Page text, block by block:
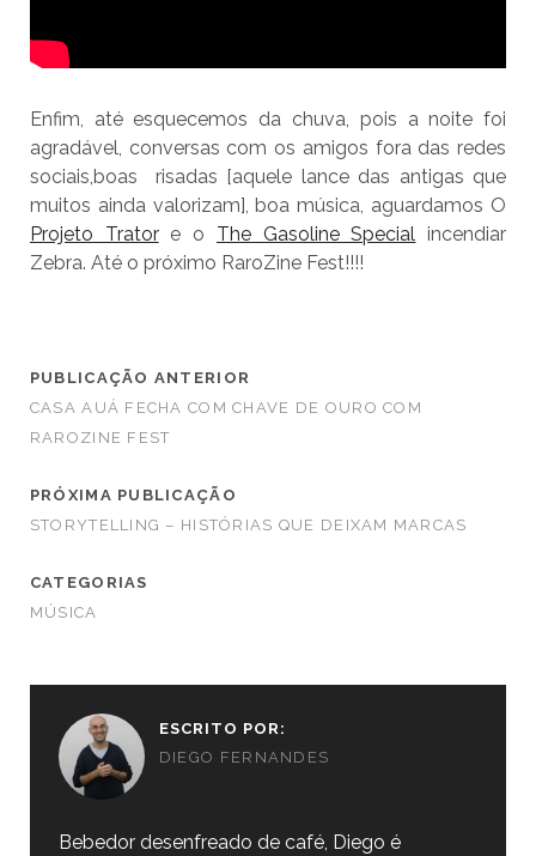
Enfim, até esquecemos da chuva, pois a noite foi
agradável, conversas com os amigos fora das redes
sociais,boas risadas [aquele lance das antigas que
muitos ainda valorizam], boa música, aguardamos O
Projeto Tratore o The Gasoline Special incendiar
Zebra. Até o próximo RaroZine Fest!!!!
PUBLICAÇÃO ANTERIOR
CASA AUÁ FECHA COM CHAVE DE OURO COM
RAROZINE FEST
PRÓXIMA PUBLICAÇÃO
STORYTELLING – HISTÓRIAS QUE DEIXAM MARCAS
CATEGORIAS
MÚSICA
ESCRITO POR:
DIEGO FERNANDES
Bebedor desenfreado de café, Diego é